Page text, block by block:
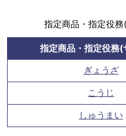
指定商品・指定役
指定商品・指定役務(
ぎょうざ
こうじ
しゅうまい